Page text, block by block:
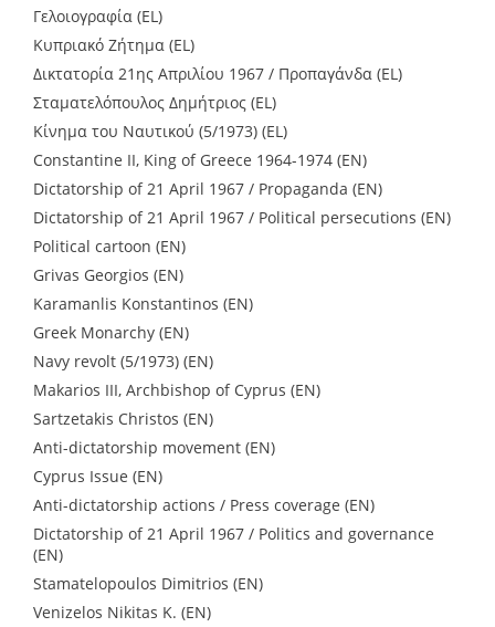
Γελοιογραφία (EL)
Κυπριακό Ζήτημα (EL)
Δικτατορία 21ης Απριλίου 1967 / Προπαγάνδα (EL)
Σταματελόπουλος Δημήτριος (EL)
Κίνημα του Ναυτικού (5/1973) (EL)
Constantine II, King of Greece 1964-1974 (EN)
Dictatorship of 21 April 1967 / Propaganda (EN)
Dictatorship of 21 April 1967 / Political persecutions (EN)
Political cartoon (EN)
Grivas Georgios (EN)
Karamanlis Konstantinos (EN)
Greek Monarchy (EN)
Navy revolt (5/1973) (EN)
Makarios III, Archbishop of Cyprus (EN)
Sartzetakis Christos (EN)
Anti-dictatorship movement (EN)
Cyprus Issue (EN)
Anti-dictatorship actions / Press coverage (EN)
Dictatorship of 21 April 1967 / Politics and governance
(EN)
Stamatelopoulos Dimitrios (EN)
Venizelos Nikitas K. (EN)